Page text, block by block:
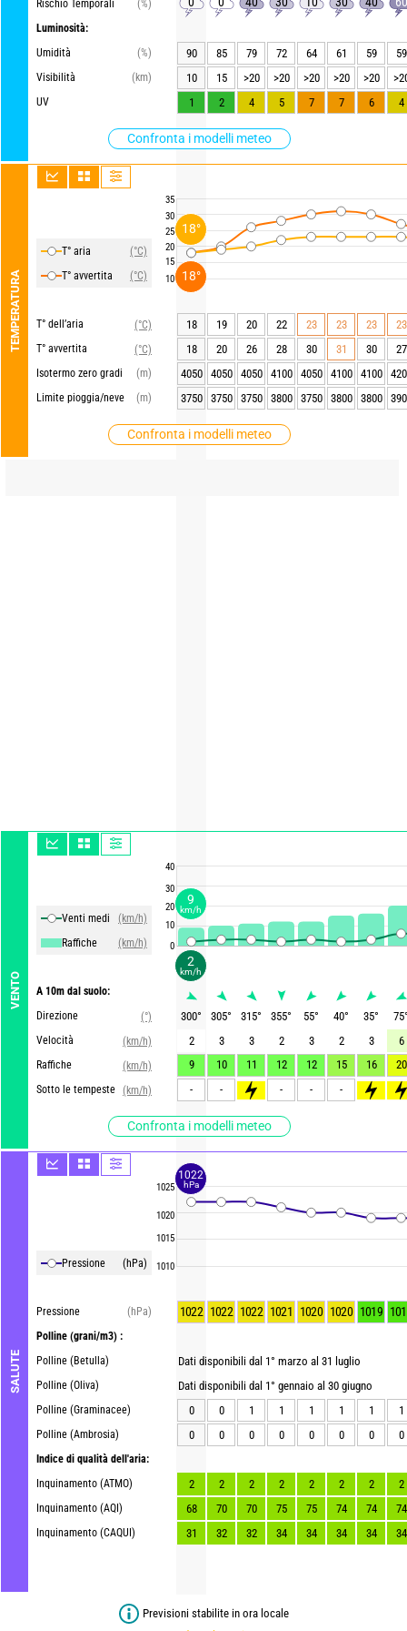
Rischio Temporali
(%)
Luminosità:
Umidità
(%)
Visibilità
(km)
UV
Confronta i modelli meteo
TEMPERATURA
T° aria
(°C)
T° avvertita
(°C)
T° dell’aria
(°C)
T° avvertita
(°C)
Isotermo zero gradi
(m)
Limite pioggia/neve
(m)
Confronta i modelli meteo
VENTO
Venti medi
(km/h)
Raffiche
(km/h)
A 10m dal suolo:
Direzione
(°)
Velocità
(km/h)
Raffiche
(km/h)
Sotto le tempeste (km/h)
Confronta i modelli meteo
SALUTE
Pressione (hPa)
Pressione
(hPa)
Polline (grani/m3) :
Polline (Betulla)
Polline (Oliva)
Polline (Graminacee)
Polline (Ambrosia)
Indice di qualità dell'aria:
Inquinamento (ATMO)
Inquinamento (AQI)
Inquinamento (CAQUI)
35
30
25
20
15
10
40
30
20
10
0
1025
1020
1015
1010
90 85 79 72 64 61 59
59
10
15 >20 >20 >20 >20 >20
1
2 4 5 7 7 6 4
18 19 20 22 23 23 23
23
18
20 26 28 30 31 30
27
4050
4050 4050 4100 4050 4100 4100
3750
3750 3750 3800 3750 3800 3800
300° 305° 315° 355° 55° 40° 35° 75
2
3 3 2 3 2 3
6
9
10 11 12 12 15 16
20
-
- >55 - - - >65
1022 1022 1022 1021 1020 1020 1019
Dati disponibili dal 1° marzo al 31 luglio
Dati disponibili dal 1° gennaio al 30 giugno
0
0 1 1 1 1 1
1
0
0 0 0 0 0 0 0
2 2 2 2 2 2 2
2
68
70 70 75 75 74 74
74
31
32 32 34 34 34 34 34
Previsioni stabilite in ora locale
2
km/h
9
km/h
18°
18°
1022
hPa